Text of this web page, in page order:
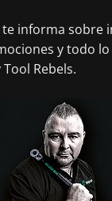
informa sobre
y todo
Rebels.